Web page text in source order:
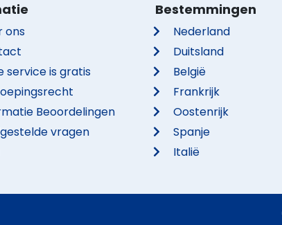
ons
service is gratis
Beoordelingen
vragen
Bestemmingen
Nederland
Duitsland
België
Frankrijk
Oostenrijk
Spanje
Italië